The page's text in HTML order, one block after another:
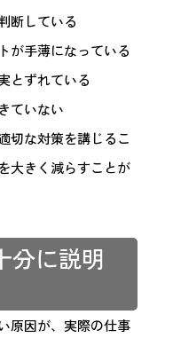
断している
が手薄になっている
とずれている
ていない
切な対策を講じるこ
大きく減らすことが
分に説明
原因が、実際の仕事